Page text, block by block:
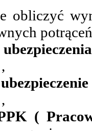
obliczyć
,
,
(